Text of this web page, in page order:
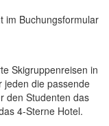
im Buchungsformular
Skigruppenreisen in
jeden die passende
den Studenten das
4-Sterne Hotel.